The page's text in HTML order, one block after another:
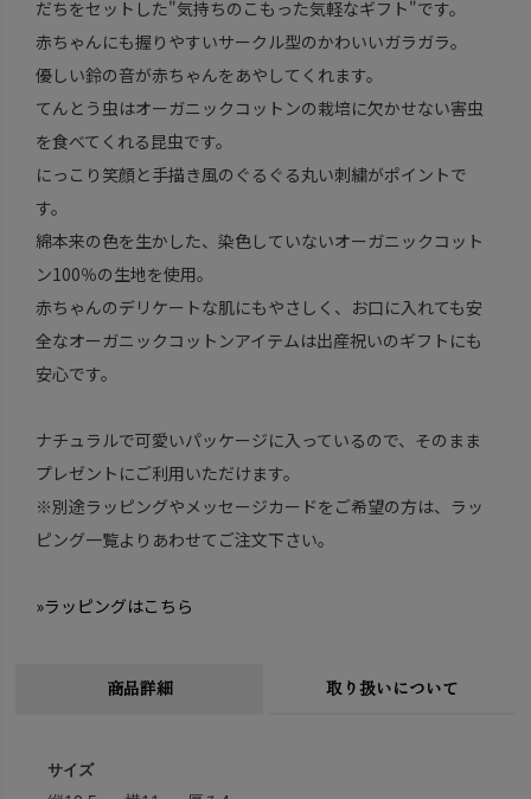
だちをセットした"気持ちのこもった気軽なギフト"です。
赤ちゃんにも握りやすいサークル型のかわいいガラガラ。
優しい鈴の音が赤ちゃんをあやしてくれます。
てんとう虫はオーガニックコットンの栽培に欠かせない害虫
を食べてくれる昆虫です。
にっこり笑顔と手描き風のぐるぐる丸い刺繍がポイントで
す。
綿本来の色を生かした、染色していないオーガニックコット
ン100％の生地を使用。
赤ちゃんのデリケートな肌にもやさしく、お口に入れても安
全なオーガニックコットンアイテムは出産祝いのギフトにも
安心です。
ナチュラルで可愛いパッケージに入っているので、そのまま
プレゼントにご利用いただけます。
※別途ラッピングやメッセージカードをご希望の方は、ラッ
ピング一覧よりあわせてご注文下さい。
»ラッピングはこちら
商品詳細 取り扱いについて
サイズ